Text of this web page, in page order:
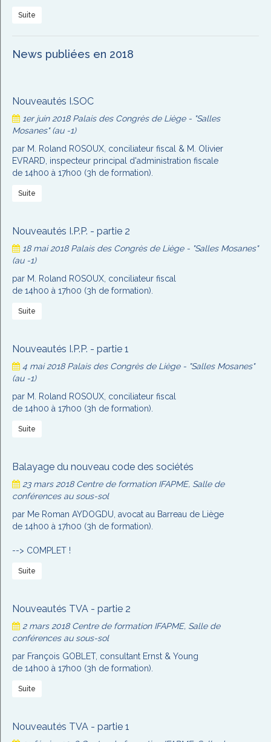
Suite
News publiées en 2018
Nouveautés I.SOC
1er juin 2018 Palais des Congrès de Liège - "Salles
Mosanes" (au -1)
par M. Roland ROSOUX, conciliateur fiscal & M. Olivier
EVRARD, inspecteur principal d'administration fiscale
de 14h00 à 17h00 (3h de formation).
Suite
Nouveautés I.P.P. - partie 2
18 mai 2018 Palais des Congrès de Liège - "Salles Mosanes"
(au -1)
par M. Roland ROSOUX, conciliateur fiscal
de 14h00 à 17h00 (3h de formation).
Suite
Nouveautés I.P.P. - partie 1
4 mai 2018 Palais des Congrès de Liège - "Salles Mosanes"
(au -1)
par M. Roland ROSOUX, conciliateur fiscal
de 14h00 à 17h00 (3h de formation).
Suite
Balayage du nouveau code des sociétés
23 mars 2018 Centre de formation IFAPME, Salle de
conférences au sous-sol
par Me Roman AYDOGDU, avocat au Barreau de Liège
de 14h00 à 17h00 (3h de formation).
--> COMPLET !
Suite
Nouveautés TVA - partie 2
2 mars 2018 Centre de formation IFAPME, Salle de
conférences au sous-sol
par François GOBLET, consultant Ernst & Young
de 14h00 à 17h00 (3h de formation).
Suite
Nouveautés TVA - partie 1